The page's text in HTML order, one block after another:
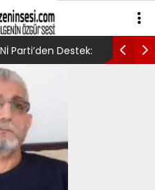
Parti’den Destek: AV.